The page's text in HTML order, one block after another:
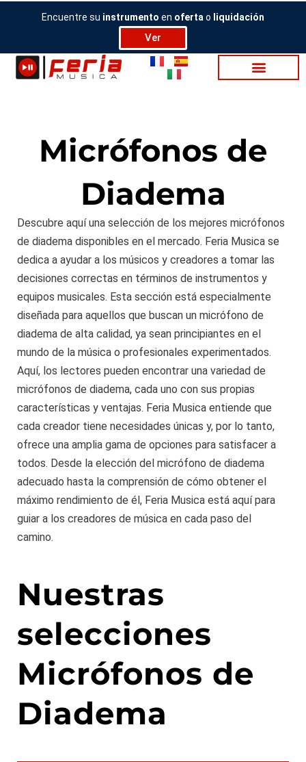
Ir
Encuentre su instrumento en oferta o liquidación
Ver
Micrófonos de
Diadema
Descubre aquí una selección de los mejores micrófonos
de diadema disponibles en el mercado. Feria Musica se
dedica a ayudar a los músicos y creadores a tomar las
decisiones correctas en términos de instrumentos y
equipos musicales. Esta sección está especialmente
diseñada para aquellos que buscan un micrófono de
diadema de alta calidad, ya sean principiantes en el
mundo de la música o profesionales experimentados.
Aquí, los lectores pueden encontrar una variedad de
micrófonos de diadema, cada uno con sus propias
características y ventajas. Feria Musica entiende que
cada creador tiene necesidades únicas y, por lo tanto,
ofrece una amplia gama de opciones para satisfacer a
todos. Desde la elección del micrófono de diadema
adecuado hasta la comprensión de cómo obtener el
máximo rendimiento de él, Feria Musica está aquí para
guiar a los creadores de música en cada paso del
camino.
Nuestras
selecciones
Micrófonos de
Diadema